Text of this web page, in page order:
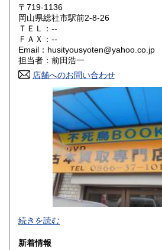
大阪府 300円
奈良県
鳥取県
300円 広
300円 徳
300円 愛
300円 福
300円 長
熊本県
宮崎県
〒719-1136
岡山県総社市駅前2-8-26
ＴＥＬ：--
ＦＡＸ：--
Email：husityousyoten@yahoo.co.jp
担当者：前田浩一
店舗へのお問い合わせ
不死鳥BOOKSでは、書籍だけでなく
ゲーム、おもちゃ、骨董品まであらゆ
にお問い合わせください。出張費は、
続きを読む
新着情報